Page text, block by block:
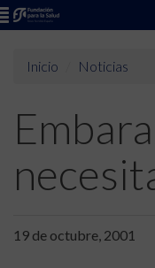
Inicio Noticias
19 de octubre, 2001